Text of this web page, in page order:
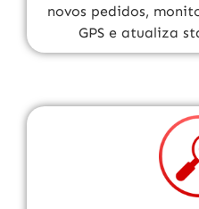
novos pedidos,
GPS e atualiza